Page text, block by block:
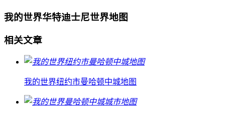
我的世界华特迪士尼世界地图
相关文章
我的世界纽约市曼哈顿中城地图